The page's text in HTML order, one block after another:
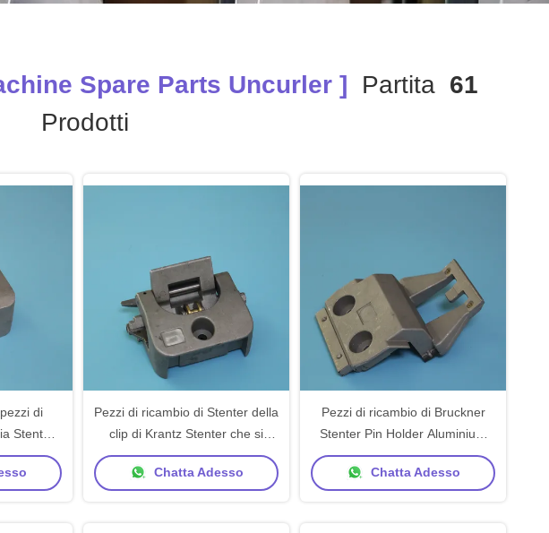
Spare Parts Uncurler ] Partita 61
Prodotti
di
Stenter
alluminio
Pezzi di ricambio di Stenter della
clip di Krantz Stenter che si
raddoppiano facendo uso dei
pezzi meccanici del tessuto
Chatta Adesso
Pezzi di ricambio di Bruckner
Stenter Pin Holder Aluminium
Material
Chatta Adesso